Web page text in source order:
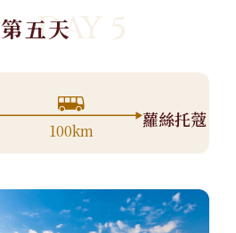
第五天DAY 5
100km
蘿絲托蔻